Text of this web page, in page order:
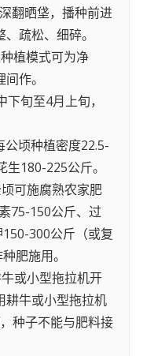
翻晒垡，播种前进
疏松、细碎。
植模式可为净
作。
旬至4月上旬，
顷种植密度22.5-
180-225公斤。
可施腐熟农家肥
75-150公斤、过
300公斤（或复
肥施用。
或小型拖拉机开
耕牛或小型拖拉机
种子不能与肥料接